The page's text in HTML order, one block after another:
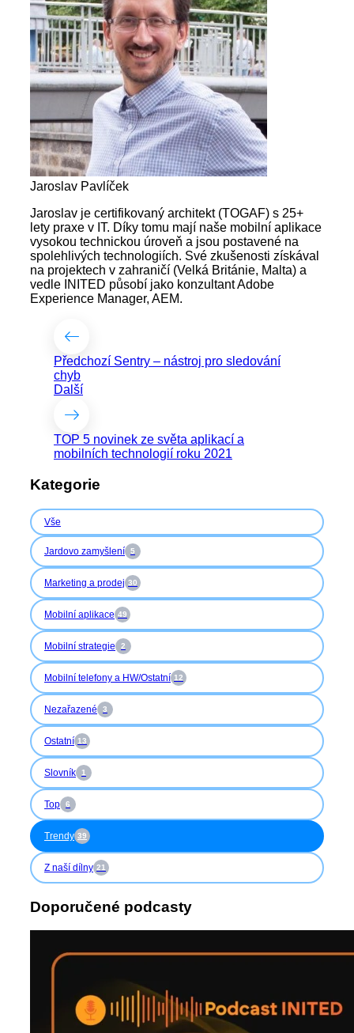
Jaroslav Pavlíček
Jaroslav je certifikovaný architekt (TOGAF) s 25+
lety praxe v IT. Díky tomu mají naše mobilní aplikace
vysokou technickou úroveň a jsou postavené na
spolehlivých technologiích. Své zkušenosti získával
na projektech v zahraničí (Velká Británie, Malta) a
vedle INITED působí jako konzultant Adobe
Experience Manager, AEM.
Předchozí Sentry – nástroj pro sledování
chyb
Další
TOP 5 novinek ze světa aplikací a
mobilních technologií roku 2021
Kategorie
Vše
Jardovo zamyšlení 5
Marketing a prodej 30
Mobilní aplikace 49
Mobilní strategie 2
Mobilní telefony a HW/Ostatní 12
Nezařazené 3
Ostatní 13
Slovník 1
Top 6
Trendy 39
Z naší dílny 21
Doporučené podcasty